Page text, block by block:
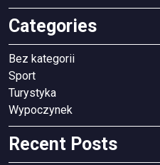
Categories
Bez kategorii
Sport
Turystyka
Wypoczynek
Recent Posts